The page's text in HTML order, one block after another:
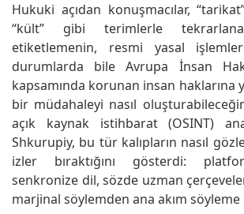
Hukuki açıdan konuşmacılar, “tarikat”,
“kült” gibi terimlerle
etiketlemenin, resmi yasal
durumlarda bile Avrupa İnsan
kapsamında korunan insan
bir müdahaleyi nasıl
açık kaynak istihbarat (OSINT)
Shkurupiy, bu tür kalıpların nasıl
izler bıraktığını gösterdi:
senkronize dil, sözde uzman
marjinal söylemden ana akım